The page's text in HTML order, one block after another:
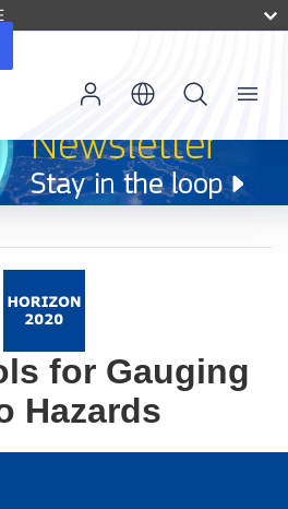
Menu
for Gauging
Hazards